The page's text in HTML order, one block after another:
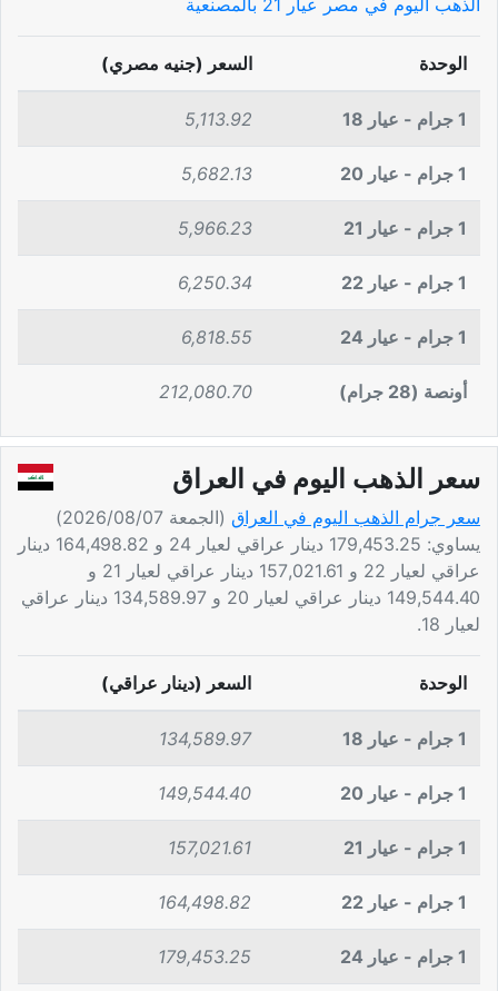
الوحدة السعر (جنيه مصري)
1 جرام - عيار 18 5,113.92
1 جرام - عيار 20 5,682.13
1 جرام - عيار 21 5,966.23
1 جرام - عيار 22 6,250.34
1 جرام - عيار 24 6,818.55
أونصة (28 جرام) 212,080.70
سعر الذهب اليوم في العراق
سعر جرام الذهب اليوم في العراق
(الجمعة 2026/08/07)
يساوي: 179,453.25 دينار عراقي لعيار 24 و 164,498.82 دينار
عراقي لعيار 22 و 157,021.61 دينار عراقي لعيار 21 و
149,544.40 دينار عراقي لعيار 20 و 134,589.97 دينار عراقي
لعيار 18.
الوحدة السعر (دينار عراقي)
1 جرام - عيار 18 134,589.97
1 جرام - عيار 20 149,544.40
1 جرام - عيار 21 157,021.61
1 جرام - عيار 22 164,498.82
1 جرام - عيار 24 179,453.25